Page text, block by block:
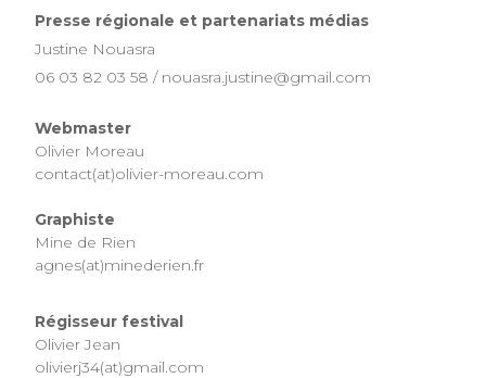
Presse régionale et partenariats médias
Justine Nouasra
06 03 82 03 58 / nouasra.justine@gmail.com
Webmaster
Olivier Moreau
contact(at)olivier-moreau.com
Graphiste
Mine de Rien
agnes(at)minederien.fr
Régisseur festival
Olivier Jean
olivierj34(at)gmail.com